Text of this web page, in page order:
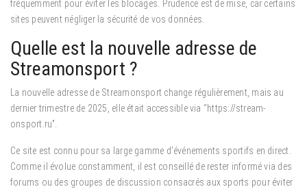
fréquemment pour éviter les blocages. Prudence est de mise, car certains
sites peuvent négliger la sécurité de vos données.
Quelle est la nouvelle adresse de
Streamonsport ?
La nouvelle adresse de Streamonsport change régulièrement, mais au
dernier trimestre de 2025, elle était accessible via “https://stream-
onsport.ru”.
Ce site est connu pour sa large gamme d’événements sportifs en direct.
Comme il évolue constamment, il est conseillé de rester informé via des
forums ou des groupes de discussion consacrés aux sports pour éviter